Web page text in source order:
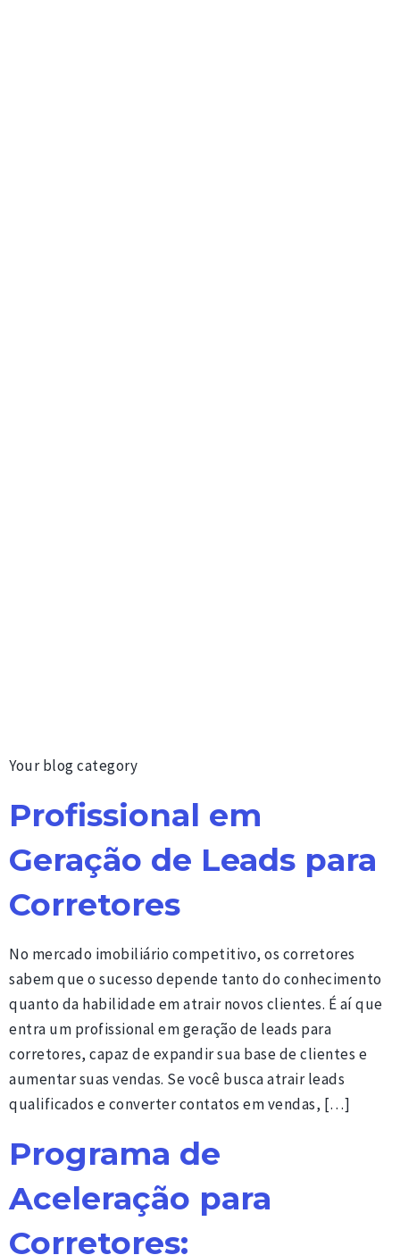
Your blog category
Profissional em
Geração de Leads para
Corretores
No mercado imobiliário competitivo, os corretores
sabem que o sucesso depende tanto do conhecimento
quanto da habilidade em atrair novos clientes. É aí que
entra um profissional em geração de leads para
corretores, capaz de expandir sua base de clientes e
aumentar suas vendas. Se você busca atrair leads
qualificados e converter contatos em vendas, […]
Programa de
Aceleração para
Corretores: